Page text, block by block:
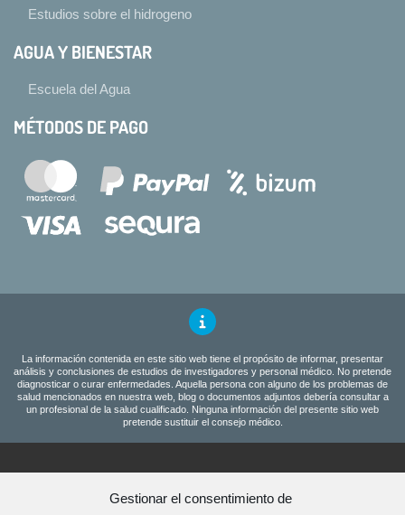
Gestionar el consentimiento de
Estudios sobre el hidrogeno
AGUA Y BIENESTAR
Escuela del Agua
MÉTODOS DE PAGO
La información contenida en este sitio web tiene el propósito de informar, presentar
análisis y conclusiones de estudios de investigadores y personal médico. No pretende
diagnosticar o curar enfermedades. Aquella persona con alguno de los problemas de
salud mencionados en nuestra web, blog o documentos adjuntos debería consultar a
un profesional de la salud cualificado. Ninguna información del presente sitio web
pretende sustituir el consejo médico.